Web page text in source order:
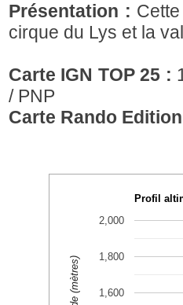
Présentation :
cirque du Lys et la
Carte IGN TOP 25 :
/ PNP
Carte Rando